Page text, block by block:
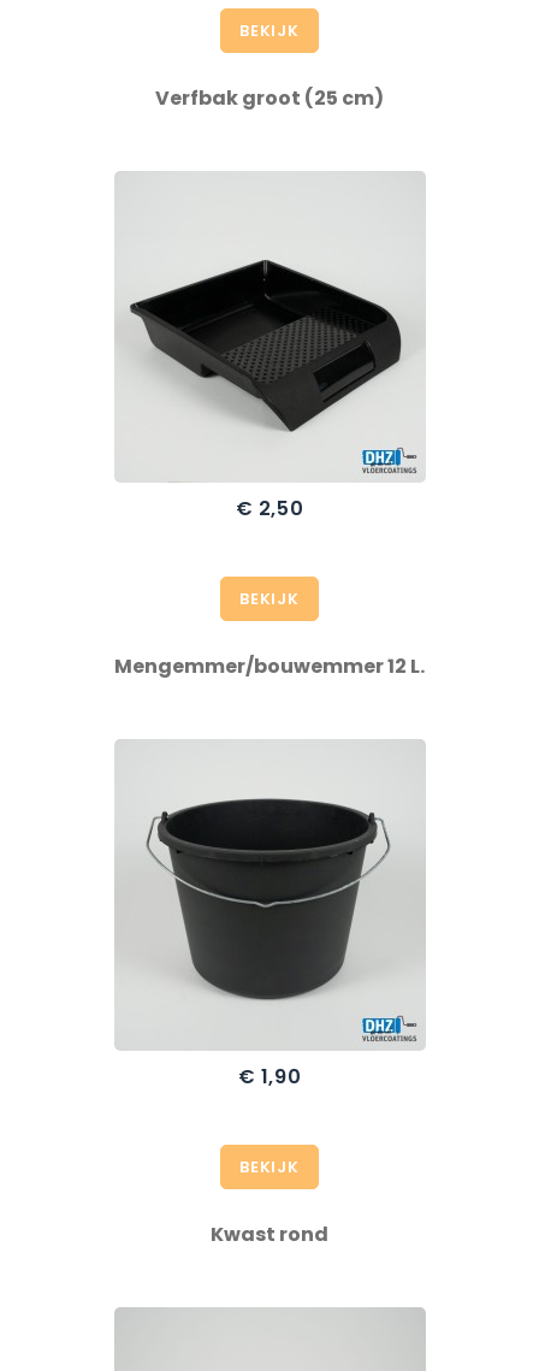
BEKIJK
Verfbak groot (25 cm)
€ 2,50
BEKIJK
Mengemmer/bouwemmer 12 L.
€ 1,90
BEKIJK
Kwast rond